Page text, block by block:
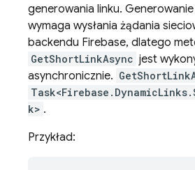
generowania linku.
wymaga wysłania żądania
backendu Firebase, dlatego
GetShortLinkAsync jest
asynchronicznie.
k> .
Przykład: